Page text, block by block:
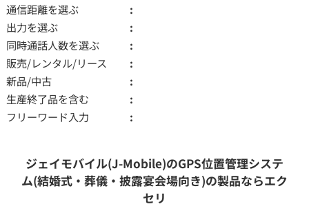
通信距離を選ぶ
出力を選ぶ
同時通話人数を選ぶ
販売/レンタル/リース
新品/中古
生産終了品を含む
フリーワード入力
ジェイモバイル(J-Mobile)のGPS位置管理システ
ム(結婚式・葬儀・披露宴会場向き)の製品ならエク
セリ